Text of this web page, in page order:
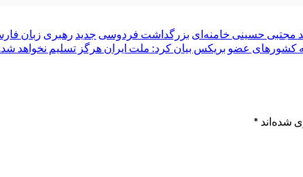
مجتبی حسینی خامنه‌ای بزرگداشت فردوسی جدید رهبری زبان
عضو بریکس بیان کرد: ملت ایران هرگز تسلیم نخواهد
شده‌اند *